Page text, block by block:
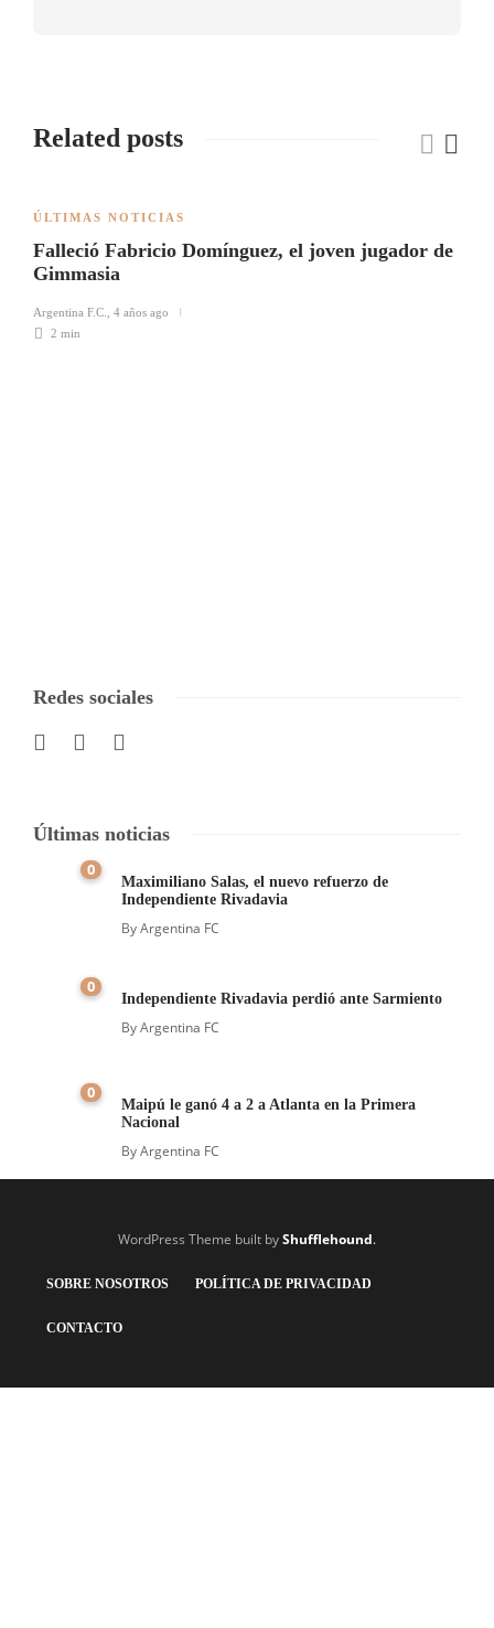
Related posts
ÚLTIMAS NOTICIAS
Falleció Fabricio Domínguez, el joven jugador de
Gimmasia
Argentina F.C.
4 años ago
2 min
Redes sociales
Últimas noticias
0
Maximiliano Salas, el nuevo refuerzo de
Independiente Rivadavia
ByArgentina FC
0
Independiente Rivadavia perdió ante Sarmiento
ByArgentina FC
0
Maipú le ganó 4 a 2 a Atlanta en la Primera
Nacional
ByArgentina FC
WordPress Theme built byShufflehound.
SOBRE NOSOTROS POLÍTICA DE PRIVACIDAD
CONTACTO